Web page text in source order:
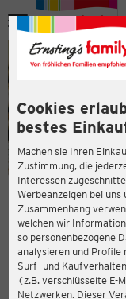
Cookies
bestes
Machen sie Ihren
Zustimmung, die
Interessen
Werbeanzeigen bei
Zusammenhang
welchen wir
so personenbezogene
analysieren und Profile
Surf- und
(z.B. verschlüsselte E-
Netzwerken. Dieser
Menü